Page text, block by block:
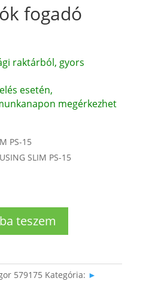
fogadó
raktárból, gyors
esetén,
megérkezhet
PS-15
SLIM PS-15
teszem
579175 Kategória: ►